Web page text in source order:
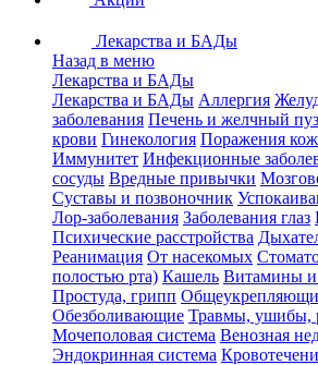
Лекарства и БАДы
Назад в меню
Лекарства и БАДы
Лекарства и БАДы Аллергия
заболевания Печень и желчный
крови Гинекология Поражения
Иммунитет Инфекционные
сосуды Вредные привычки
Суставы и позвоночник
Лор-заболевания Заболевания глаз
Психические расстройства
Реанимация От насекомых
полостью рта) Кашель Витамины и
Простуда, грипп
Обезболивающие Травмы, ушибы,
Мочеполовая система Венозная
Эндокринная система